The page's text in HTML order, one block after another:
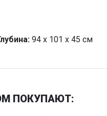
94 х 101 х 45 см
ПОКУПАЮТ: